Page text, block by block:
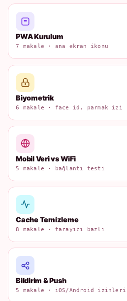
PWA Kurulum
7 makale · ana ekran ikonu
Biyometrik
6 makale · face id, parmak izi
Mobil Veri vs WiFi
5 makale · bağlantı testi
Cache Temizleme
8 makale · tarayıcı bazlı
Bildirim & Push
5 makale · iOS/Android izinleri